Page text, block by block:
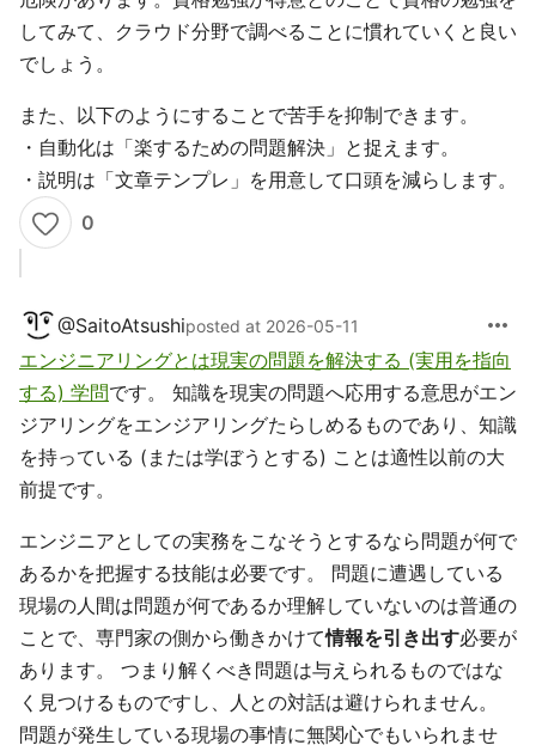
してみて、クラウド分野で調べることに慣れていくと良い
でしょう。
また、以下のようにすることで苦手を抑制できます。
・自動化は「楽するための問題解決」と捉えます。
・説明は「文章テンプレ」を用意して口頭を減らします。
0
@SaitoAtsushiposted at 2026-05-11 more_horiz
エンジニアリングとは現実の問題を解決する (実用を指向
する) 学問です。 知識を現実の問題へ応用する意思がエン
ジアリングをエンジアリングたらしめるものであり、知識
を持っている (または学ぼうとする) ことは適性以前の大
前提です。
エンジニアとしての実務をこなそうとするなら問題が何で
あるかを把握する技能は必要です。 問題に遭遇している
現場の人間は問題が何であるか理解していないのは普通の
ことで、専門家の側から働きかけて情報を引き出す必要が
あります。 つまり解くべき問題は与えられるものではな
く見つけるものですし、人との対話は避けられません。
問題が発生している現場の事情に無関心でもいられませ